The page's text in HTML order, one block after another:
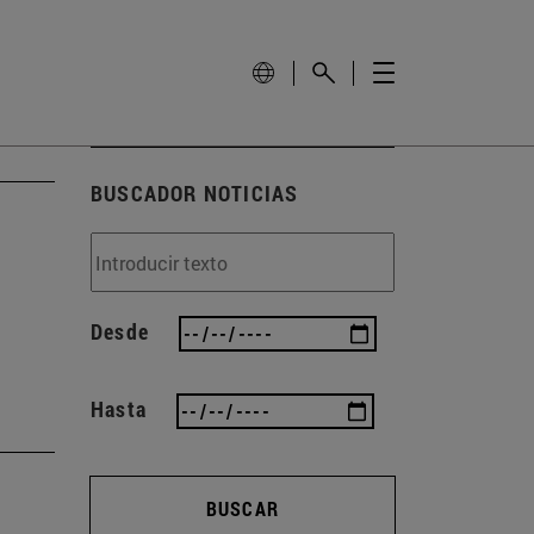
BUSCADOR NOTICIAS
Desde
Hasta
BUSCAR